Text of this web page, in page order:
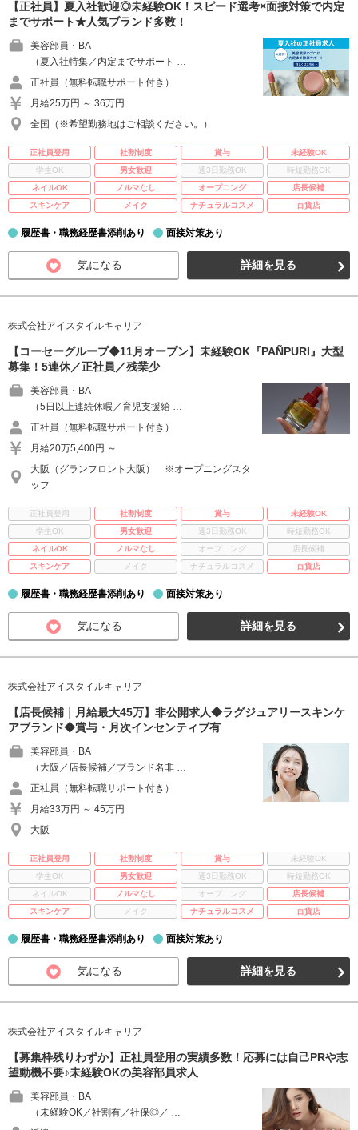
【正社員】夏入社歓迎◎未経験OK！スピード選考×面接対策で内定
までサポート★人気ブランド多数！
美容部員・BA
（夏入社特集／内定までサポート …
正社員（無料転職サポート付き）
月給25万円 ～ 36万円
全国（※希望勤務地はご相談ください。）
正社員登用 社割制度 賞与
未経験OK
学生OK
男女歓迎 週3日勤務OK
時短勤務OK
ネイルOK
ノルマなし オープニング
店長候補
スキンケア
メイク ナチュラルコスメ 百貨店
履歴書・職務経歴書添削あり 面接対策あり
気になる 詳細を見る
株式会社アイスタイルキャリア
【コーセーグループ◆11月オープン】未経験OK『PAÑPURI』大型
募集！5連休／正社員／残業少
美容部員・BA
（5日以上連続休暇／育児支援給 …
正社員（無料転職サポート付き）
月給20万5,400円 ～
大阪（グランフロント大阪） ※オープニングスタ
ッフ
正社員登用 社割制度 賞与
未経験OK
学生OK
男女歓迎 週3日勤務OK
時短勤務OK
ネイルOK
ノルマなし オープニング
店長候補
スキンケア
メイク ナチュラルコスメ 百貨店
履歴書・職務経歴書添削あり 面接対策あり
気になる 詳細を見る
株式会社アイスタイルキャリア
【店長候補｜月給最大45万】非公開求人◆ラグジュアリースキンケ
アブランド◆賞与・月次インセンティブ有
美容部員・BA
（大阪／店長候補／ブランド名非 …
正社員（無料転職サポート付き）
月給33万円 ～ 45万円
大阪
正社員登用 社割制度 賞与
未経験OK
学生OK
男女歓迎 週3日勤務OK
時短勤務OK
ネイルOK
ノルマなし オープニング
店長候補
スキンケア
メイク ナチュラルコスメ 百貨店
履歴書・職務経歴書添削あり 面接対策あり
気になる 詳細を見る
株式会社アイスタイルキャリア
【募集枠残りわずか】正社員登用の実績多数！応募には自己PRや志
望動機不要♪未経験OKの美容部員求人
美容部員・BA
（未経験OK／社割有／社保◎／ …